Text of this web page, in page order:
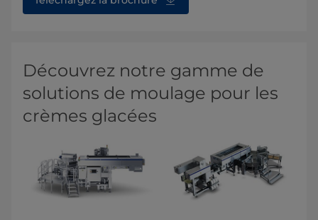
Découvrez notre gamme de
solutions de moulage pour les
crèmes glacées